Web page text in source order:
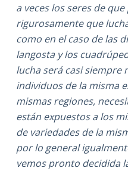
a veces los seres de
rigurosamente que
como en el caso de las
langosta y los
lucha será casi siempre
individuos de la misma
mismas regiones,
están expuestos a los
de variedades de la
por lo general
vemos pronto decidida